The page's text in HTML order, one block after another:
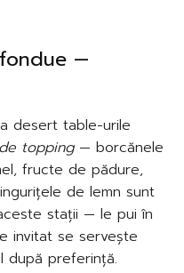
—
desert table-urile
topping— borcănele
fructe de pădure,
de lemn sunt
stații — le pui în
invitat se servește
după preferință.